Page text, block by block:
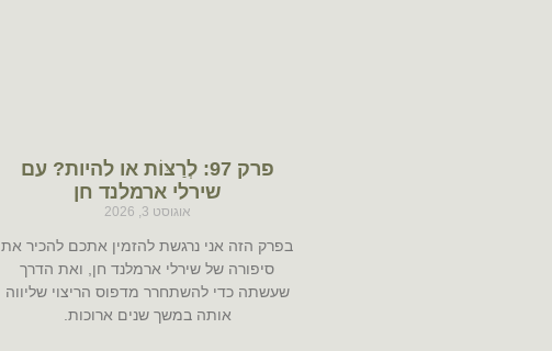
פרק 97: לְרַצּוֹת או להיות? עם
שירלי ארמלנד חן
אוגוסט 3, 2026
בפרק הזה אני נרגשת להזמין אתכם להכיר את
סיפורה של שירלי ארמלנד חן, ואת הדרך
שעשתה כדי להשתחרר מדפוס הריצוי שליווה
אותה במשך שנים ארוכות.